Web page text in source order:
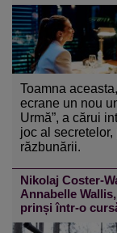
Toamna
ecrane un nou
Urmă”, a cărui
joc al
răzbunării.
Nikolaj Coster-
Annabelle
prinși într-o